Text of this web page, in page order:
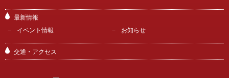
最新情報
イベント情報
お知らせ
交通・アクセス